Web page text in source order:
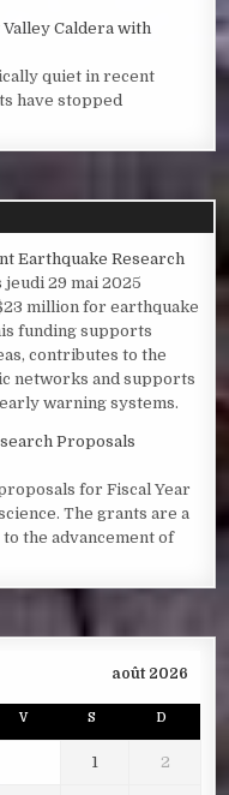
Caldera with
quiet in recent
have stopped
Earthquake Research
jeudi 29 mai 2025
million for earthquake
funding supports
contributes to the
networks and supports
warning systems.
Proposals
for Fiscal Year
The grants are a
the advancement of
août 2026
V S D
1 2